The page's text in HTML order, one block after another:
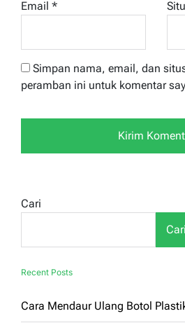
Email *
Simpan nama, email, dan
peramban ini untuk komentar
Cari
Cari
Recent Posts
Cara Mendaur Ulang Botol